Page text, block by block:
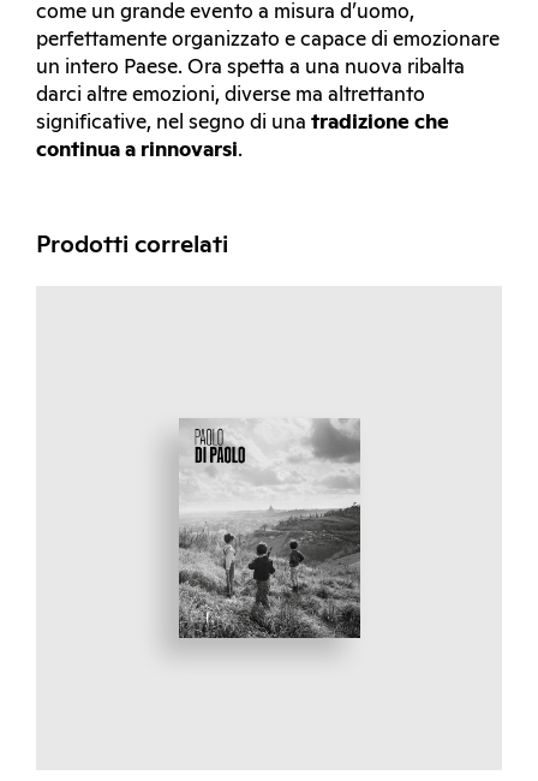
come un grande evento a misura d’uomo,
perfettamente organizzato e capace di emozionare
un intero Paese. Ora spetta a una nuova ribalta
darci altre emozioni, diverse ma altrettanto
significative, nel segno di una tradizione che
continua a rinnovarsi.
Prodotti correlati